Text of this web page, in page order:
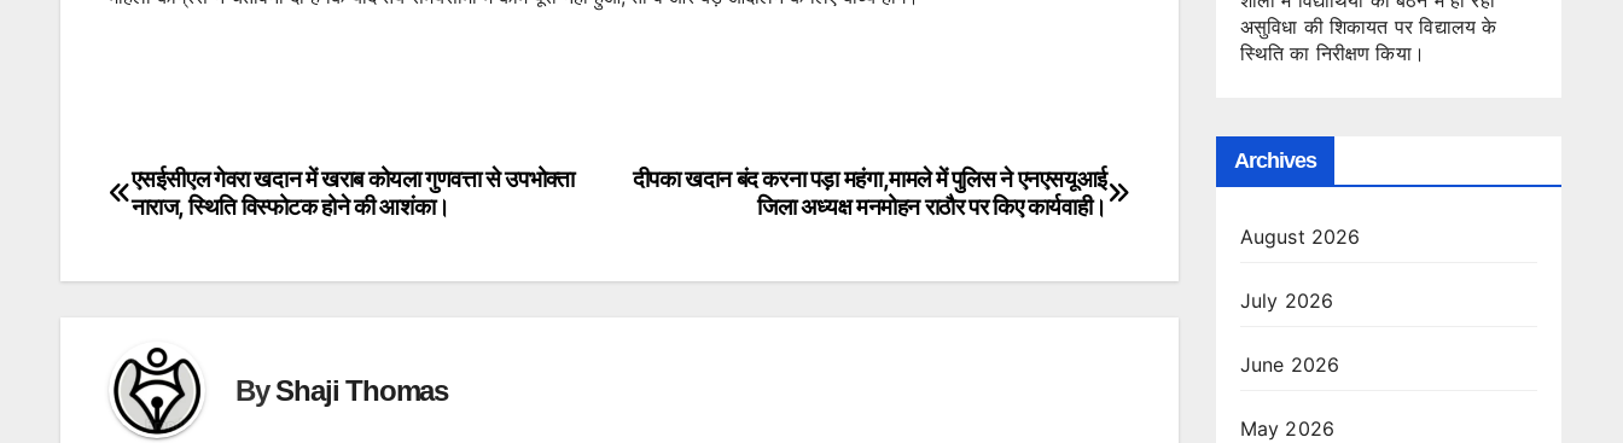
Post
दीपका खदान बंद करना पड़ा महंगा,मामले में पुलिस ने एनएसयूआई
जिला अध्यक्ष मनमोहन राठौर पर किए कार्यवाही।
एसईसीएल गेवरा खदान में खराब कोयला गुणवत्ता से उपभोक्ता
नाराज, स्थिति विस्फोटक होने की आशंका।
ByShaji Thomas
असुविधा की शिकायत पर विद्यालय के
स्थिति का निरीक्षण किया।
Archives
August 2026
July 2026
June 2026
May 2026